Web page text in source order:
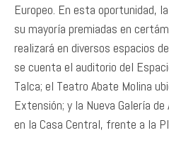
Europeo. En esta oportunidad,
su mayoría premiadas en
realizará en diversos espacios
se cuenta el auditorio del
Talca; el Teatro Abate Molina
Extensión; y la Nueva Galería
en la Casa Central, frente a la